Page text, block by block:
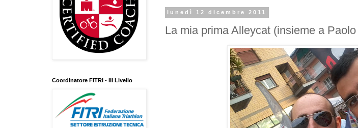
lunedì 12 dicembre 2011
La mia prima Alleycat (insieme a
Coordinatore FITRI - III Livello